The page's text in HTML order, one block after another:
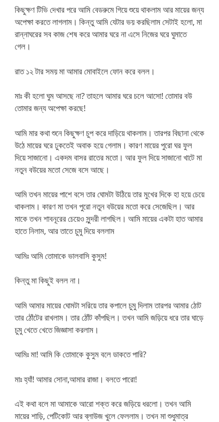
কিছুক্ষণ টিভি দেখার পরে আমি বেডরুমে গিয়ে শুয়ে থাকলাম আর মায়ের জন্য
অপেক্ষা করতে লাগলাম। কিন্তু আমি যেটার ভয় করছিলাম সেটাই হলো, মা
রান্নাঘরের সব কাজ শেষ করে আমার ঘরে না এসে নিজের ঘরে ঘুমাতে
গেল।
রাত ১২ টার সময় মা আমার মোবাইলে ফোন করে বলল।
মাঃ কী হলো ঘুম আসছে না? তাহলে আমার ঘরে চলে আসো! তোমার বউ
তোমার জন্য অপেক্ষা করছে!
আমি মার কথা শুনে কিছুক্ষণ চুপ করে দাড়িয়ে থাকলাম। তারপর বিছানা থেকে
উঠে মায়ের ঘরে ঢুকতেই অবাক হয়ে গেলাম। কারণ মায়ের পুরো ঘর ফুল
দিয়ে সাজানো। একদম বাসর রাতের মতো। আর ফুল দিয়ে সাজানো খাটে মা
নতুন বউয়ের মতো সেজে বসে আছে।
আমি তখন মায়ের পাশে বসে তার ঘোমটা উঠিয়ে তার মুখের দিকে হা হয়ে চেয়ে
থাকলাম। কারণ মা তখন পুরো নতুন বউয়ের মতো করে সেজেছিল। আর
মাকে তখন শাবনূরের চেয়েও সুন্দরী লাগছিল। আমি মায়ের একটা হাত আমার
হাতে নিলাম, আর তাতে চুমু দিয়ে বললাম
আমিঃ আমি তোমাকে ভালবাসি কুসুম!
কিন্তু মা কিছুই বলল না।
আমি আমার মায়ের ঘোমটা সরিয়ে তার কপালে চুমু দিলাম তারপর আমার ঠোট
তার ঠোঁটের রাখলাম। তার ঠোঁট কাঁপছিল। তখন আমি জড়িয়ে ধরে তার ঘাড়ে
চুমু খেতে খেতে জিজ্ঞাসা করলাম।
আমিঃ মা! আমি কি তোমাকে কুসুম বলে ডাকতে পারি?
মাঃ হ্যাঁ! আমার সোনা,আমার রাজা। বলতে পারো!
এই কথা বলে মা আমাকে আরো শক্ত করে জড়িয়ে ধরলো। তখন আমি
মায়ের শাড়ি, পেটিকোট আর ব্লাউজ খুলে ফেললাম। তখন মা শুধুমাত্র